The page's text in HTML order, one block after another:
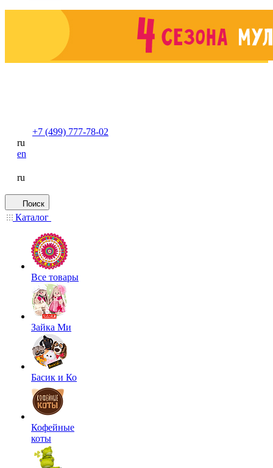
+7 (499) 777-78-02
ru
en
ru
Поиск
Каталог
Все товары
Зайка Ми
Басик и Ко
Кофейные
коты